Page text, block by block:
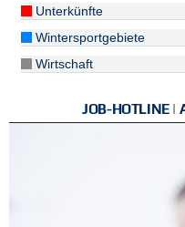
Unterkünfte
Wintersportgebiete
Wirtschaft
JOB-HOTLINE |